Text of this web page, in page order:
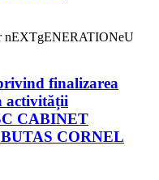
finalizarea
activității
CABINET
CORNEL